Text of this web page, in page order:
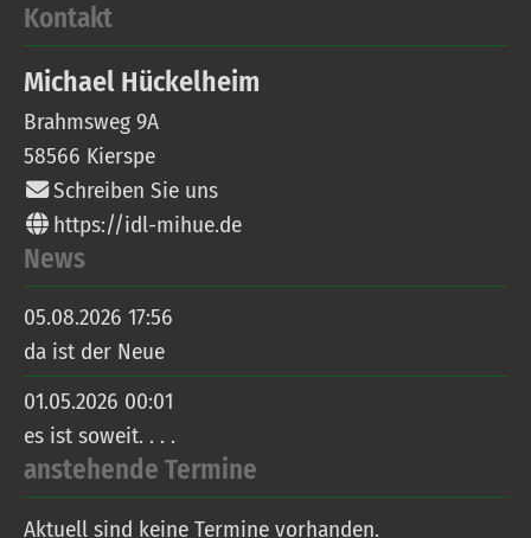
Kontakt
Michael Hückelheim
Brahmsweg 9A
58566 Kierspe
Schreiben Sie uns
https://idl-mihue.de
News
05.08.2026 17:56
da ist der Neue
01.05.2026 00:01
es ist soweit. . . .
anstehende Termine
Aktuell sind keine Termine vorhanden.